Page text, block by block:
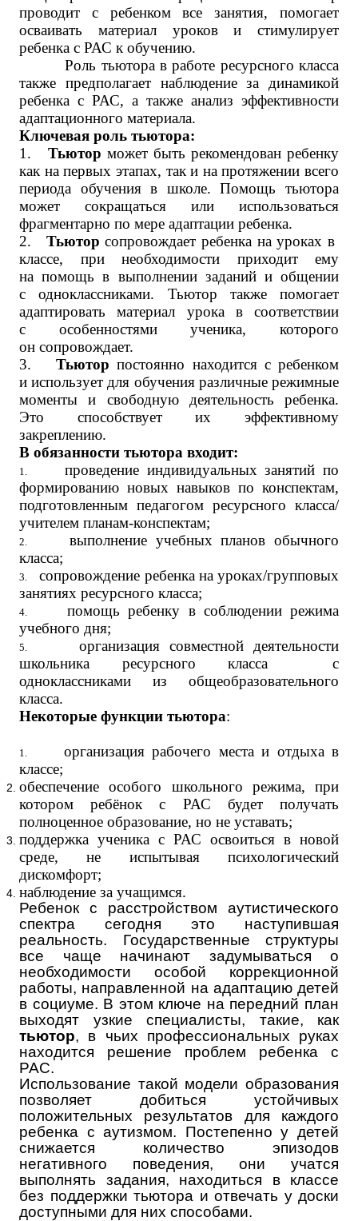
проводит с ребенком все занятия, помогает
осваивать материал уроков и стимулирует
ребенка с РАС к обучению.
Роль тьютора в работе ресурсного класса
также предполагает наблюдение за динамикой
ребенка с РАС, а также анализ эффективности
адаптационного материала.
Ключевая роль тьютора:
1.
Тьютор может быть рекомендован ребенку
как на первых этапах, так и на протяжении всего
периода обучения в школе. Помощь тьютора
может сокращаться или использоваться
фрагментарно по мере адаптации ребенка.
2.
Тьютор сопровождает ребенка на уроках в
классе, при необходимости приходит ему
на помощь в выполнении заданий и общении
с одноклассниками. Тьютор также помогает
адаптировать материал урока в соответствии
с особенностями ученика, которого
он сопровождает.
3.
Тьютор постоянно находится с ребенком
и использует для обучения различные режимные
моменты и свободную деятельность ребенка.
Это способствует их эффективному
закреплению.
В обязанности тьютора входит:
1.
проведение индивидуальных занятий по
формированию новых навыков по конспектам,
подготовленным педагогом ресурсного класса/
учителем планам-конспектам;
2.
выполнение учебных планов обычного
класса;
3.
сопровождение ребенка на уроках/групповых
занятиях ресурсного класса;
4.
помощь ребенку в соблюдении режима
учебного дня;
5.
организация совместной деятельности
школьника ресурсного класса с
одноклассниками из общеобразовательного
класса.
Некоторые функции тьютора:
1.
организация рабочего места и отдыха в
классе;
обеспечение особого школьного режима, при
котором ребёнок с РАС будет получать
полноценное образование, но не уставать;
поддержка ученика с РАС освоиться в новой
среде, не испытывая психологический
дискомфорт;
наблюдение за учащимся.
Ребенок с расстройством аутистического
спектра сегодня это наступившая
реальность. Государственные структуры
все чаще начинают задумываться о
необходимости особой коррекционной
работы, направленной на адаптацию детей
в социуме. В этом ключе на передний план
выходят узкие специалисты, такие, как
тьютор, в чьих профессиональных руках
находится решение проблем ребенка с
РАС.
Использование такой модели образования
позволяет добиться устойчивых
положительных результатов для каждого
ребенка с аутизмом. Постепенно у детей
снижается количество эпизодов
негативного поведения, они учатся
выполнять задания, находиться в классе
без поддержки тьютора и отвечать у доски
доступными для них способами.